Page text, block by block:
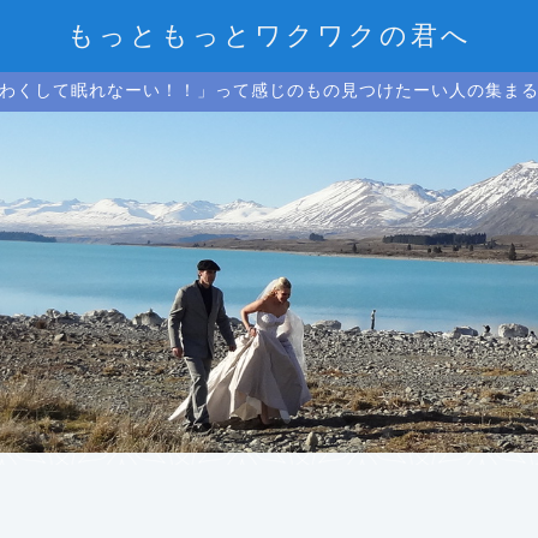
もっともっとワクワクの君へ
くして眠れなーい！！」って感じのもの見つけたーい人の集ま